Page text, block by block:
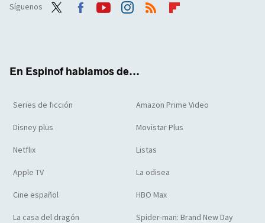
Síguenos
En Espinof hablamos de...
Series de ficción Amazon Prime Video
Disney plus Movistar Plus
Netflix Listas
Apple TV La odisea
Cine español HBO Max
La casa del dragón Spider-man: Brand New Day